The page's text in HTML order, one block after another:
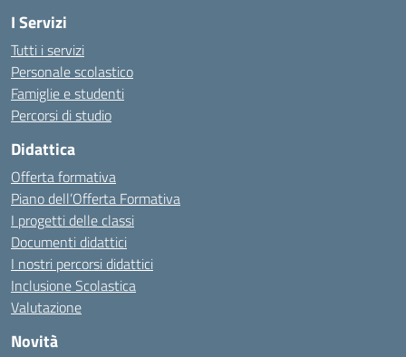
I Servizi
Tutti i servizi
Personale scolastico
Famiglie e studenti
Percorsi di studio
Didattica
Offerta formativa
Piano dell’Offerta Formativa
I progetti delle classi
Documenti didattici
I nostri percorsi didattici
Inclusione Scolastica
Valutazione
Novità